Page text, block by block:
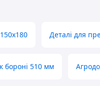
Деталі для
бороні 510 мм